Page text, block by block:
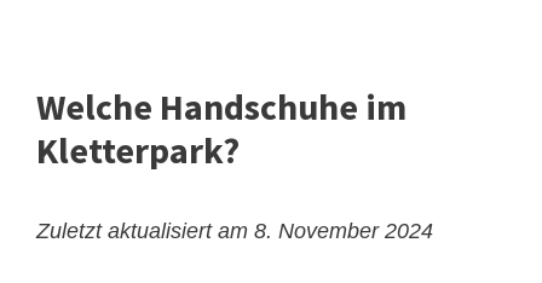
Welche Handschuhe im
Kletterpark?
Zuletzt aktualisiert am 8. November 2024